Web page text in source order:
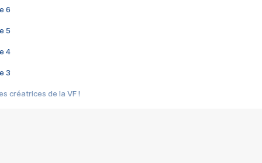
6
5
4
3
créatrices de la VF !